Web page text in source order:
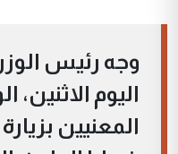
وجه رئيس
اليوم الاثنين،
المعنيين